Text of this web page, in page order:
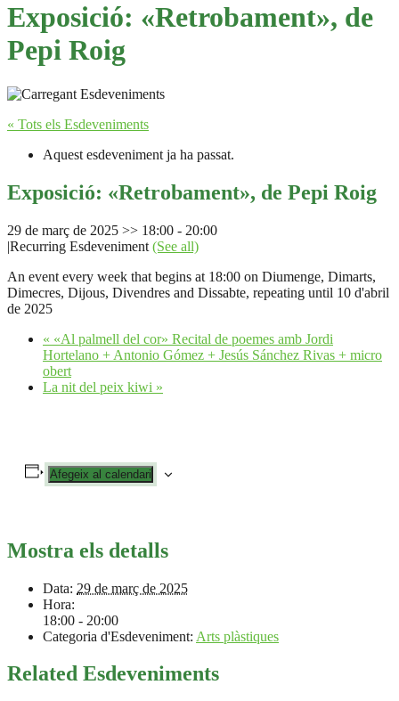
Exposició: «Retrobament», de
Pepi Roig
« Tots els Esdeveniments
Aquest esdeveniment ja ha passat.
Exposició: «Retrobament», de Pepi Roig
29 de març de 2025 >> 18:00 - 20:00
|Recurring Esdeveniment (See all)
An event every week that begins at 18:00 on Diumenge, Dimarts,
Dimecres, Dijous, Divendres and Dissabte, repeating until 10 d'abril
de 2025
« «Al palmell del cor» Recital de poemes amb Jordi
Hortelano + Antonio Gómez + Jesús Sánchez Rivas + micro
obert
La nit del peix kiwi »
Afegeix al calendari
Mostra els detalls
Data: 29 de març de 2025
Hora:
18:00 - 20:00
Categoria d'Esdeveniment: Arts plàstiques
Related Esdeveniments